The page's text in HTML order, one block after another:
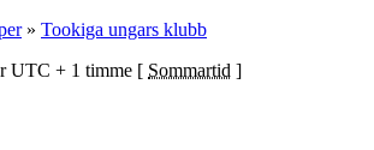
» Tookiga ungars klubb
UTC + 1 timme [ Sommartid ]